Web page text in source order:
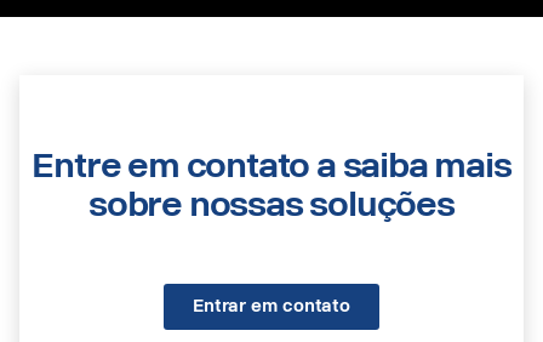
Entre em contato a saiba mais
sobre nossas soluções
Entrar em contato